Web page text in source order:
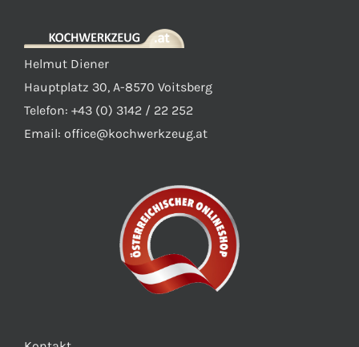
der
gewählt
werden
Helmut Diener
Hauptplatz 30, A-8570 Voitsberg
Telefon: +43 (0) 3142 / 22 252
Email: office@kochwerkzeug.at